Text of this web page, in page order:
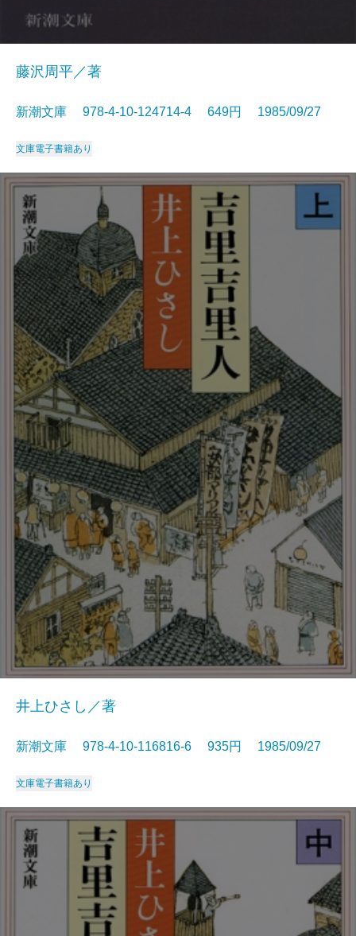
藤沢周平／著
新潮文庫 978-4-10-124714-4 649円 1985/09/27
文庫電子書籍あり
井上ひさし／著
新潮文庫 978-4-10-116816-6 935円 1985/09/27
文庫電子書籍あり